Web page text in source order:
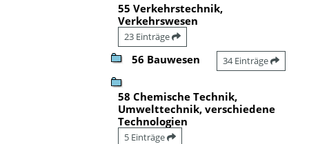
55 Verkehrstechnik,
Verkehrswesen
23 Einträge
56 Bauwesen 34 Einträge
58 Chemische Technik,
Umwelttechnik, verschiedene
Technologien
5 Einträge